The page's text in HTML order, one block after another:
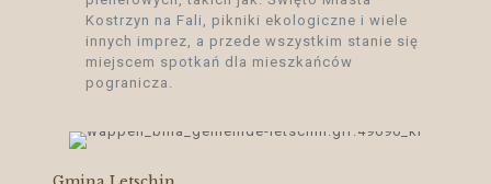
Kostrzyn na Fali, pikniki ekologiczne i wiele
innych imprez, a przede wszystkim stanie się
miejscem spotkań dla mieszkańców
pogranicza.